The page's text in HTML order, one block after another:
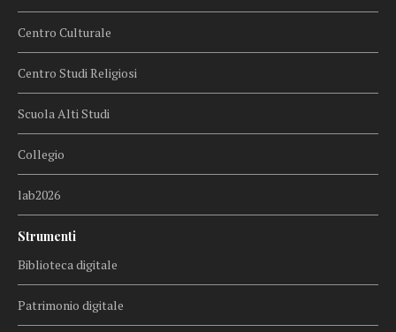
Centro Culturale
Centro Studi Religiosi
Scuola Alti Studi
Collegio
lab2026
Strumenti
Biblioteca digitale
Patrimonio digitale